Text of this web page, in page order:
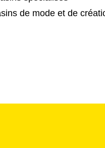
de mode et de